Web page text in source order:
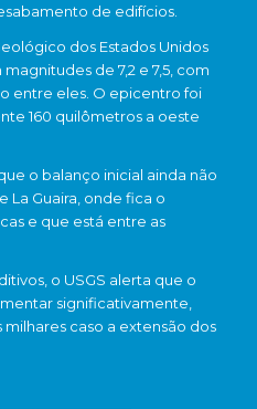
de edifícios.
dos Estados Unidos
de 7,2 e 7,5, com
entre eles. O epicentro foi
160 quilômetros a oeste
o balanço inicial ainda não
La Guaira, onde fica o
e que está entre as
o USGS alerta que o
significativamente,
caso a extensão dos